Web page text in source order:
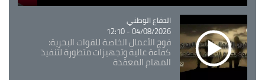
Catégorie
الدفاع الوطني
04/08/2026 - 12:10
فوج الأعمال الخاصة للقوات البحرية:
كفاءة عالية وتجهيزات متطورة لتنفيذ
المهام المعقدة